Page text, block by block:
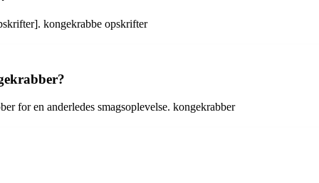
kongekrabbe opskrifter
for en anderledes smagsoplevelse. kongekrabber